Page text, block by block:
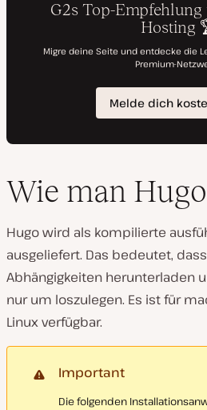
Wie man
Hugo wird als kompilierte
ausgeliefert. Das bedeutet,
Abhängigkeiten herunterladen
nur um loszulegen. Es ist für
Linux verfügbar.
Important
Die folgenden